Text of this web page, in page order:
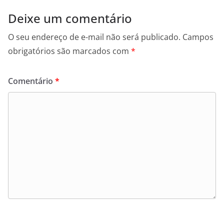
Deixe um comentário
O seu endereço de e-mail não será publicado. Campos
obrigatórios são marcados com *
Comentário *